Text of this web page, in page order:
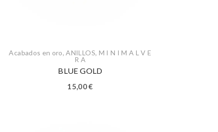
Acabados en oro,ANILLOS, M I N I M A L V E
R A
BLUE GOLD
15,00€